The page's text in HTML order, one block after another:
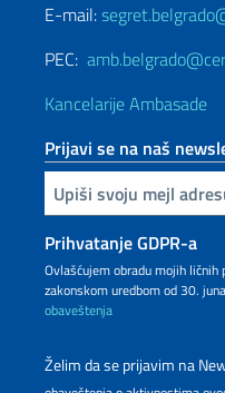
E-mail:
PEC:
Kancelarije Ambasade
Prijavi se na naš
Upiši vaš imejl
Prihvatanje GDPR-a
Ovlašćujem obradu mojih ličnih
zakonskom uredbom od 30.
obaveštenja
Želim da se prijavim na